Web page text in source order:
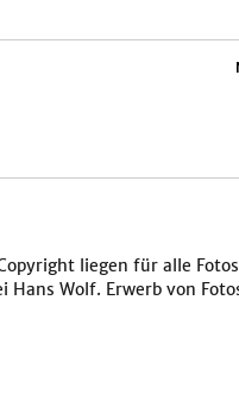
liegen für alle
Hans Wolf. Erwerb von